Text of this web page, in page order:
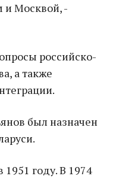
Москвой, -
российско-
а также
был назначен
году. В 1974